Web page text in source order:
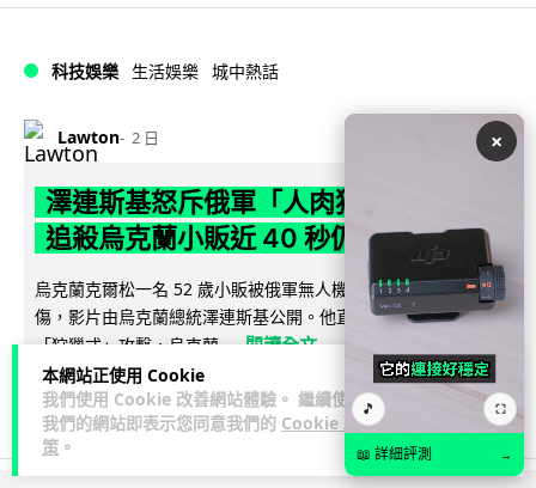
本網站正使用 Cookie
我們使用 Cookie 改善網站體驗。 繼續使用
我們的網站即表示您同意我們的 Cookie 政
策 。
科技娛樂 生活娛樂 城中熱話
Lawton 2 日
澤連斯基怒斥俄軍「人肉狩獵」 無人機
追殺烏克蘭小販近 40 秒仍被炸傷
烏克蘭克爾松一名 52 歲小販被俄軍無人機追擊近 40 秒後被炸
傷，影片由烏克蘭總統澤連斯基公開。他直斥俄軍對平民進行
「狩獵式」攻擊，烏克蘭... 閱讀全文
138 41 ↗ 分享
×
🎵 ⛶
📖 詳細評測 →